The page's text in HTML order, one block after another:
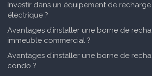
Investir dans un équipement de
électrique ?
Avantages d’installer une borne de
immeuble commercial ?
Avantages d’installer une borne de
condo ?